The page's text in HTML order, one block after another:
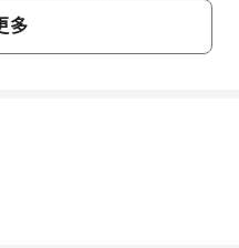
美景，使其成為地球上少
豪華遊輪探索下龍灣有何
景浴缸）、高級餐飲、多
）及岸上行程（划皮艇、
蘭哈灣的絕美景致與舒適
多
節是何時，天氣狀況如